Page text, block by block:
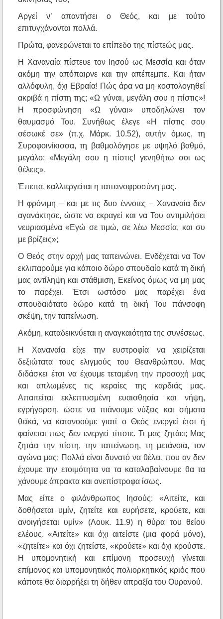
Αργεί ν’ απαντήσει ο Θεός, και με τούτο
επιτυγχάνονται πολλά.
Πρώτα, φανερώνεται το επίπεδο της πίστεώς μας.
Η Χαναναία πίστευε τον Ιησού ως Μεσσία και όταν
ακόμη την απόπαιρνε και την απέπεμπε. Και ήταν
αλλόφυλη, όχι Εβραία! Πώς άρα να μη κοστολογηθεί
ακριβά η πίστη της; «Ω γύναι, μεγάλη σου η πίστις»!
Η προσφώνηση «Ω γύναι» υποδηλώνει τον
θαυμασμό Του. Συνήθως έλεγε «Η πίστις σου
σέσωκέ σε» (π.χ. Μάρκ. 10.52), αυτήν όμως, τη
Συροφοινίκισσα, τη βαθμολόγησε με υψηλό βαθμό,
μεγάλο: «Μεγάλη σου η πίστις! γενηθήτω σοι ως
θέλεις».
Έπειτα, καλλιεργείται η ταπεινοφροσύνη μας.
Η φρόνιμη – και με τις δυο έννοιες – Χαναναία δεν
αγανάκτησε, ώστε να εκραγεί και να Του αντιμιλήσει
νευριασμένα «Εγώ σε τιμώ, σε λέω Μεσσία, και συ
με βρίζεις»;
Ο Θεός στην αρχή μας ταπεινώνει. Ενδέχεται να Τον
εκλιπαρούμε για κάποιο δώρο σπουδαίο κατά τη δική
μας αντίληψη και στάθμιση, Εκείνος όμως να μη μας
το παρέχει. Έτσι ωστόσο μας παρέχει ένα
σπουδαιότατο δώρο κατά τη δική Του πάνσοφη
σκέψη, την ταπείνωση.
Ακόμη, καταδεικνύεται η αναγκαιότητα της συνέσεως.
Η Χαναναία είχε την ευστροφία να χειρίζεται
δεξιώτατα τους ελιγμούς του Θεανθρώπου. Μας
διδάσκει έτσι να έχουμε τεταμένη την προσοχή μας
και απλωμένες τις κεραίες της καρδιάς μας.
Απαιτείται εκλεπτυσμένη ευαισθησία και νήψη,
εγρήγορση, ώστε να πιάνουμε νύξεις και σήματα
θεϊκά, να κατανοούμε γιατί ο Θεός ενεργεί έτσι ή
φαίνεται πως δεν ενεργεί τίποτε. Τι μας ζητάει; Μας
ζητάει την πίστη, την ταπείνωση, τη μετάνοια, τον
αγώνα μας; Πολλά είναι δυνατό να θέλει, που αν δεν
έχουμε την ετοιμότητα να τα καταλαβαίνουμε θα τα
χάνουμε άπρακτα και ανεπίστροφα ίσως.
Μας είπε ο φιλάνθρωπος Ιησούς: «Αιτείτε, και
δοθήσεται υμίν, ζητείτε και ευρήσετε, κρούετε, και
ανοιγήσεται υμίν» (Λουκ. 11.9) η θύρα του θείου
ελέους. «Αιτείτε» και όχι αιτείστε (μια φορά μόνο),
«ζητείτε» και όχι ζητείστε, «κρούετε» και όχι κρούστε.
Η υπομονητική και επίμονη προσευχή γίνεται
επίμονος και υπομονητικός πολιορκητικός κριός που
κάποτε θα διαρρήξει τη δήθεν απραξία του Ουρανού.